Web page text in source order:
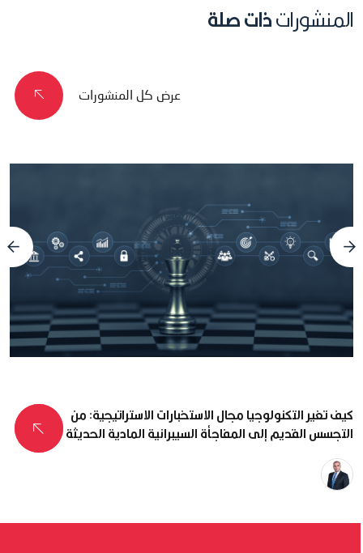
ذات صلةالمنشورات
عرض كل المنشورات
كيف تغير التكنولوجيا مجال الاستخبارات الاستراتيجية: من
التجسس القديم إلى المفاجأة السيبرانية المادية الحديثة
د.